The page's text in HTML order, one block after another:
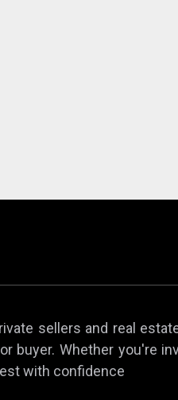
sellers and real
Whether you're
with confidence